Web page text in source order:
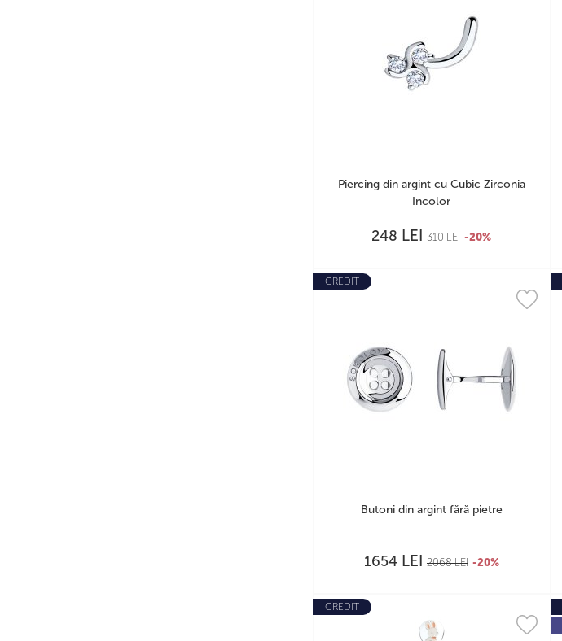
Piercing din argint cu Cubic Zirconia
Incolor
248 LEI 310LEI -20%
CREDIT
Butoni din argint fără pietre
1654 LEI 2068LEI -20%
CREDIT